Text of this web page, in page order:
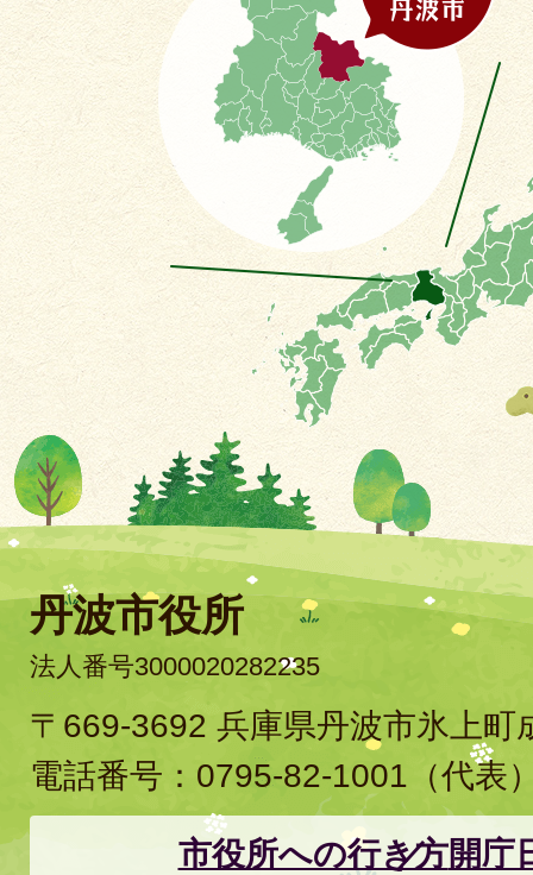
丹波市役所
法人番号3000020282235
〒669-3692 兵庫県丹波市氷上町
電話番号： 0795-82-1001 （代表
市役所への行き方開庁